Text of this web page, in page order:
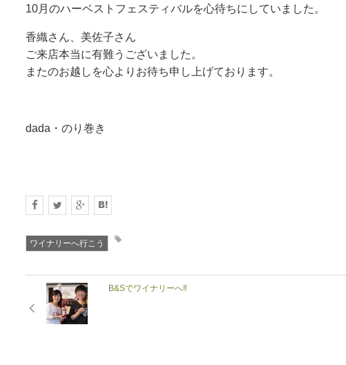
10月のハーベストフェスティバルを心待ちにしていました。
香織さん、美佐子さん
ご来店本当に有難うございました。
またのお越しを心よりお待ち申し上げております。
dada・のり巻き
ワイナリーへ行こう
B&Sでワイナリーへ‼